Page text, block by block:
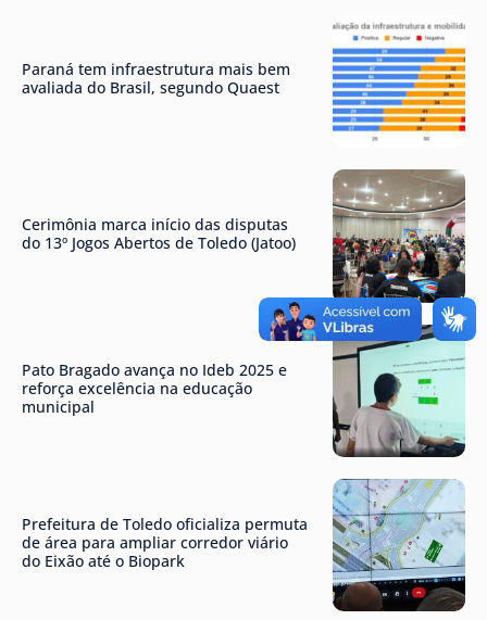
Paraná tem infraestrutura mais bem
avaliada do Brasil, segundo Quaest
Cerimônia marca início das disputas
do 13º Jogos Abertos de Toledo (Jatoo)
Pato Bragado avança no Ideb 2025 e
reforça excelência na educação
municipal
Prefeitura de Toledo oficializa permuta
de área para ampliar corredor viário
do Eixão até o Biopark